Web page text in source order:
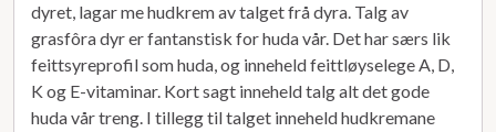
dyret, lagar me hudkrem av talget frå dyra. Talg av
grasfôra dyr er fantanstisk for huda vår. Det har særs lik
feittsyreprofil som huda, og inneheld feittløyselege A, D,
K og E-vitaminar. Kort sagt inneheld talg alt det gode
huda vår treng. I tillegg til talget inneheld hudkremane